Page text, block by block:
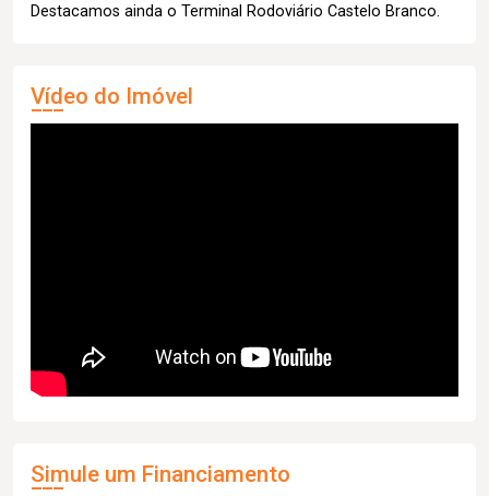
Destacamos ainda o Terminal Rodoviário Castelo Branco.
Vídeo do Imóvel
Simule um Financiamento